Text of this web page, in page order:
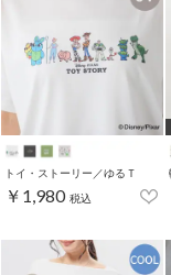
トイ・ストーリー／ゆるＴ
￥1,980 税込